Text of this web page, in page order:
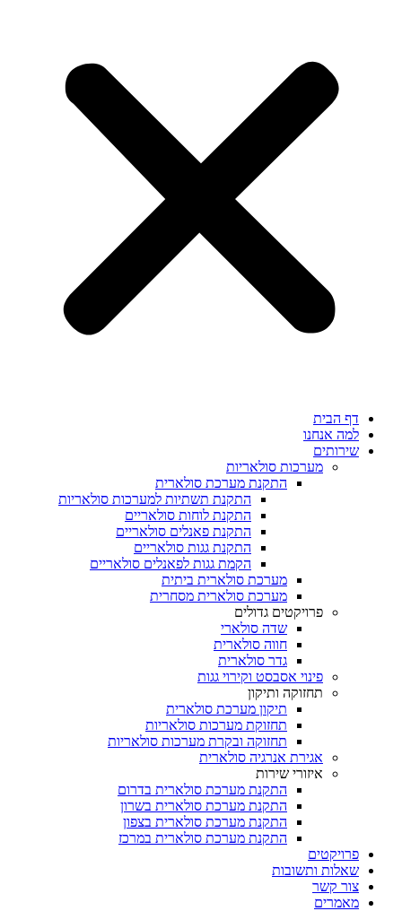
דף הבית
למה אנחנו
שירותים
מערכות סולאריות
התקנת מערכת סולארית
התקנת תשתיות למערכות סולאריות
התקנת לוחות סולאריים
התקנת פאנלים סולאריים
התקנת גגות סולאריים
הקמת גגות לפאנלים סולאריים
מערכת סולארית ביתית
מערכת סולארית מסחרית
פרויקטים גדולים
שדה סולארי
חווה סולארית
גדר סולארית
פינוי אסבסט וקירוי גגות
תחזוקה ותיקון
תיקון מערכת סולארית
תחזוקת מערכות סולאריות
תחזוקה ובקרת מערכות סולאריות
אגירת אנרגיה סולארית
איזורי שירות
התקנת מערכת סולארית בדרום
התקנת מערכת סולארית בשרון
התקנת מערכת סולארית בצפון
התקנת מערכת סולארית במרכז
פרויקטים
שאלות ותשובות
צור קשר
מאמרים